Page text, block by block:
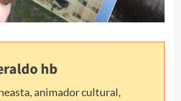
hb
animador cultural,